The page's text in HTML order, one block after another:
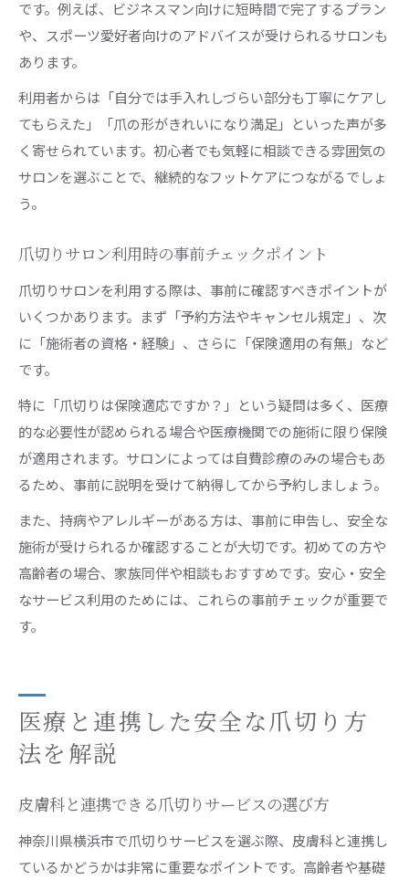
です。例えば、ビジネスマン向けに短時間で完了するプラン
や、スポーツ愛好者向けのアドバイスが受けられるサロンも
あります。
利用者からは「自分では手入れしづらい部分も丁寧にケアし
てもらえた」「爪の形がきれいになり満足」といった声が多
く寄せられています。初心者でも気軽に相談できる雰囲気の
サロンを選ぶことで、継続的なフットケアにつながるでしょ
う。
爪切りサロン利用時の事前チェックポイント
爪切りサロンを利用する際は、事前に確認すべきポイントが
いくつかあります。まず「予約方法やキャンセル規定」、次
に「施術者の資格・経験」、さらに「保険適用の有無」など
です。
特に「爪切りは保険適応ですか？」という疑問は多く、医療
的な必要性が認められる場合や医療機関での施術に限り保険
が適用されます。サロンによっては自費診療のみの場合もあ
るため、事前に説明を受けて納得してから予約しましょう。
また、持病やアレルギーがある方は、事前に申告し、安全な
施術が受けられるか確認することが大切です。初めての方や
高齢者の場合、家族同伴や相談もおすすめです。安心・安全
なサービス利用のためには、これらの事前チェックが重要で
す。
医療と連携した安全な爪切り方
法を解説
皮膚科と連携できる爪切りサービスの選び方
神奈川県横浜市で爪切りサービスを選ぶ際、皮膚科と連携し
ているかどうかは非常に重要なポイントです。高齢者や基礎